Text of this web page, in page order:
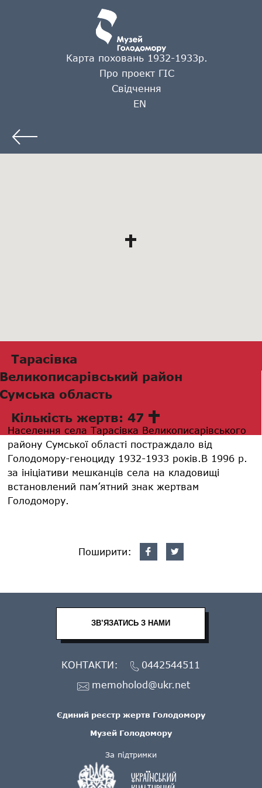
Карта поховань 1932-1933р.
Про проект ГІС
Свідчення
EN
Тарасівка
Великописарівський район
Сумська область
Кількість жертв: 47
Населення села Тарасівка Великописарівського
району Сумської області постраждало від
Голодомору-геноциду 1932-1933 років.В 1996 р.
за ініціативи мешканців села на кладовищі
встановлений пам’ятний знак жертвам
Голодомору.
Поширити:
За підтримки
Єдиний реєстр жертв Голодомору
Музей Голодомору
ЗВ’ЯЗАТИСЬ З НАМИ
КОНТАКТИ:
0442544511
memoholod@ukr.net